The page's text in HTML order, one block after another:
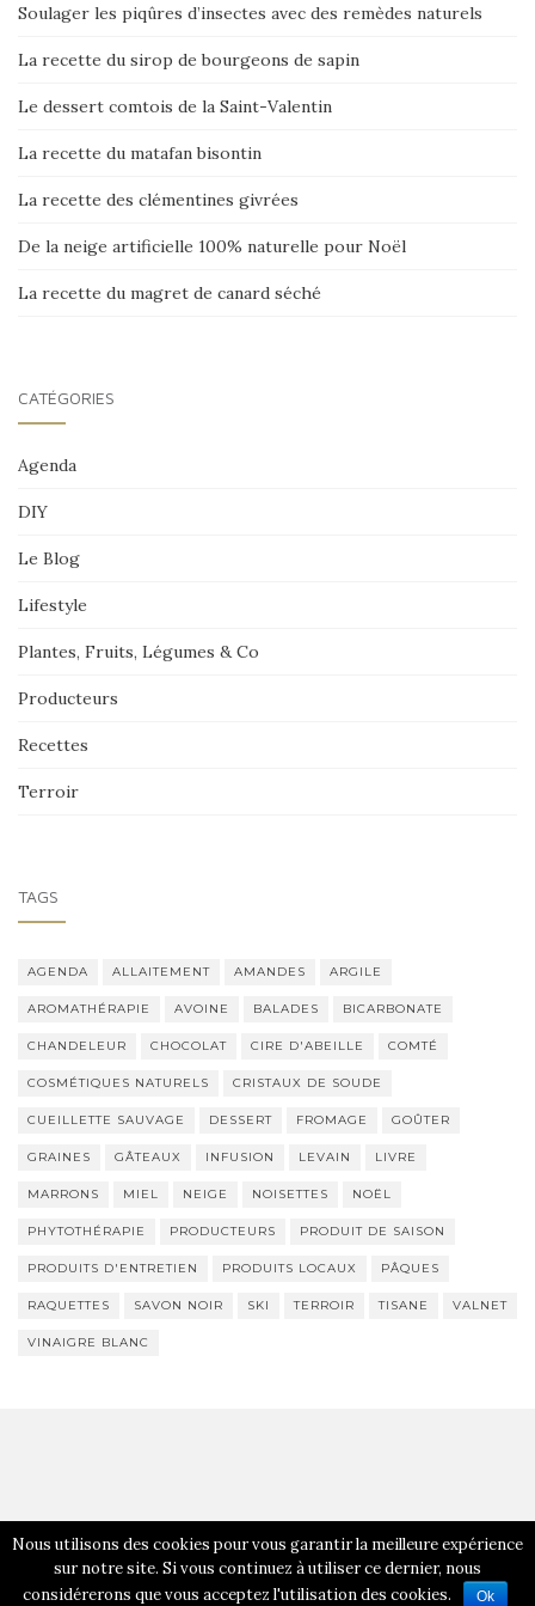
Soulager les piqûres d’insectes avec des remèdes naturels
La recette du sirop de bourgeons de sapin
Le dessert comtois de la Saint-Valentin
La recette du matafan bisontin
La recette des clémentines givrées
De la neige artificielle 100% naturelle pour Noël
La recette du magret de canard séché
CATÉGORIES
Agenda
DIY
Le Blog
Lifestyle
Plantes, Fruits, Légumes & Co
Producteurs
Recettes
Terroir
TAGS
AGENDA ALLAITEMENT AMANDES ARGILE
AROMATHÉRAPIE AVOINE BALADES BICARBONATE
CHANDELEUR CHOCOLAT CIRE D'ABEILLE COMTÉ
COSMÉTIQUES NATURELS CRISTAUX DE SOUDE
CUEILLETTE SAUVAGE DESSERT FROMAGE GOÛTER
GRAINES GÂTEAUX INFUSION LEVAIN LIVRE
MARRONS MIEL NEIGE NOISETTES NOËL
PHYTOTHÉRAPIE PRODUCTEURS PRODUIT DE SAISON
PRODUITS D'ENTRETIEN PRODUITS LOCAUX PÂQUES
RAQUETTES SAVON NOIR SKI TERROIR TISANE VALNET
VINAIGRE BLANC
Activello Thème parColorlib. Propulsé parWordPress
Nous utilisons des cookies pour vous garantir la meilleure expérience
sur notre site. Si vous continuez à utiliser ce dernier, nous
considérerons que vous acceptez l'utilisation des cookies.
Ok